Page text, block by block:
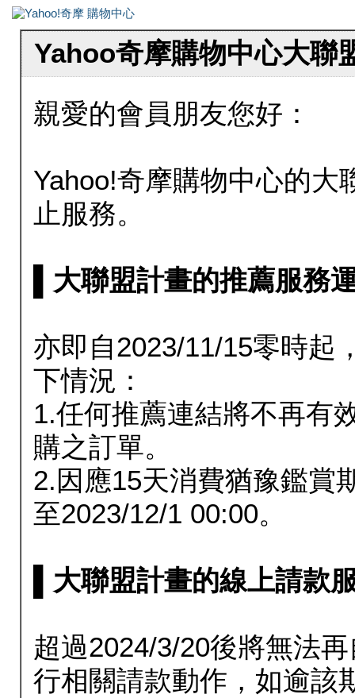
Yahoo奇摩購物中心大聯
親愛的會員朋友您好：
Yahoo!奇摩購物中心的大
止服務。
▌大聯盟計畫的推薦服務
亦即自2023/11/15零時起
下情況：
1.任何推薦連結將不再有
購之訂單。
2.因應15天消費猶豫鑑賞
至2023/12/1 00:00。
▌大聯盟計畫的線上請款
超過2024/3/20後將無法
行相關請款動作，如逾該